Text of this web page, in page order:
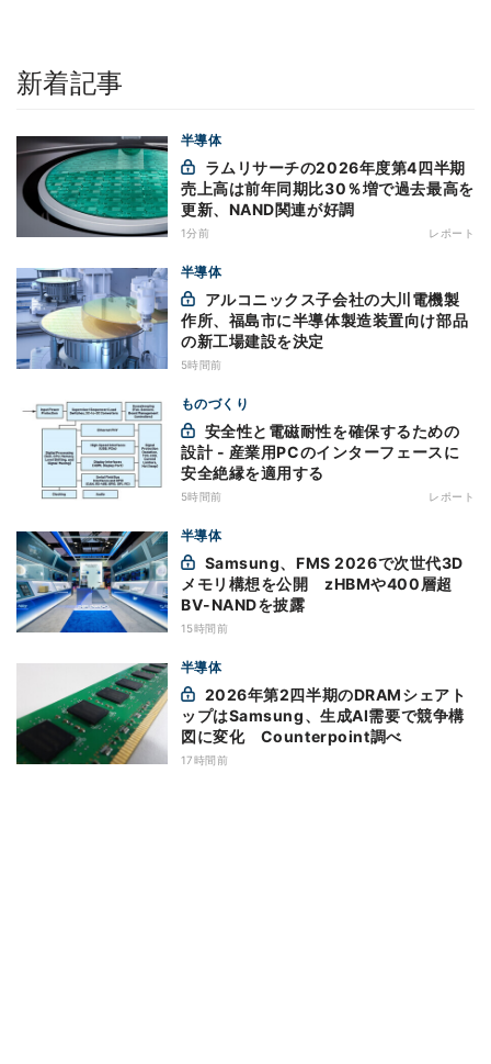
新着記事
半導体
売上高は前年同期比30％増で過去最高を
更新、NAND関連が好調
1分前 レポート
半導体
作所、福島市に半導体製造装置向け部品
の新工場建設を決定
5時間前
ものづくり
設計 - 産業用PCのインターフェースに
安全絶縁を適用する
5時間前 レポート
半導体
メモリ構想を公開 zHBMや400層超
BV-NANDを披露
15時間前
半導体
ップはSamsung、生成AI需要で競争構
図に変化 Counterpoint調べ
17時間前